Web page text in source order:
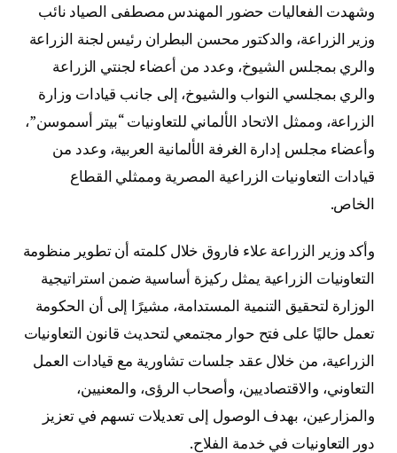
وشهدت الفعاليات حضور المهندس مصطفى الصياد نائب
وزير الزراعة، والدكتور محسن البطران رئيس لجنة الزراعة
والري بمجلس الشيوخ، وعدد من أعضاء لجنتي الزراعة
والري بمجلسي النواب والشيوخ، إلى جانب قيادات وزارة
الزراعة، وممثل الاتحاد الألماني للتعاونيات “بيتر أسموسن”،
وأعضاء مجلس إدارة الغرفة الألمانية العربية، وعدد من
قيادات التعاونيات الزراعية المصرية وممثلي القطاع
الخاص.
وأكد وزير الزراعة علاء فاروق خلال كلمته أن تطوير منظومة
التعاونيات الزراعية يمثل ركيزة أساسية ضمن استراتيجية
الوزارة لتحقيق التنمية المستدامة، مشيرًا إلى أن الحكومة
تعمل حاليًا على فتح حوار مجتمعي لتحديث قانون التعاونيات
الزراعية، من خلال عقد جلسات تشاورية مع قيادات العمل
التعاوني، والاقتصاديين، وأصحاب الرؤى، والمعنيين،
والمزارعين، بهدف الوصول إلى تعديلات تسهم في تعزيز
دور التعاونيات في خدمة الفلاح.